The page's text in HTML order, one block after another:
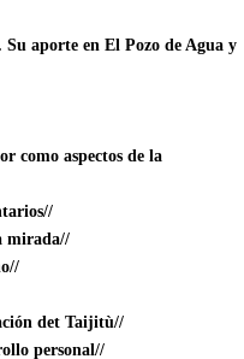
aporte en El Pozo de Agua y
como aspectos de la
mirada//
det Taijitù//
personal//